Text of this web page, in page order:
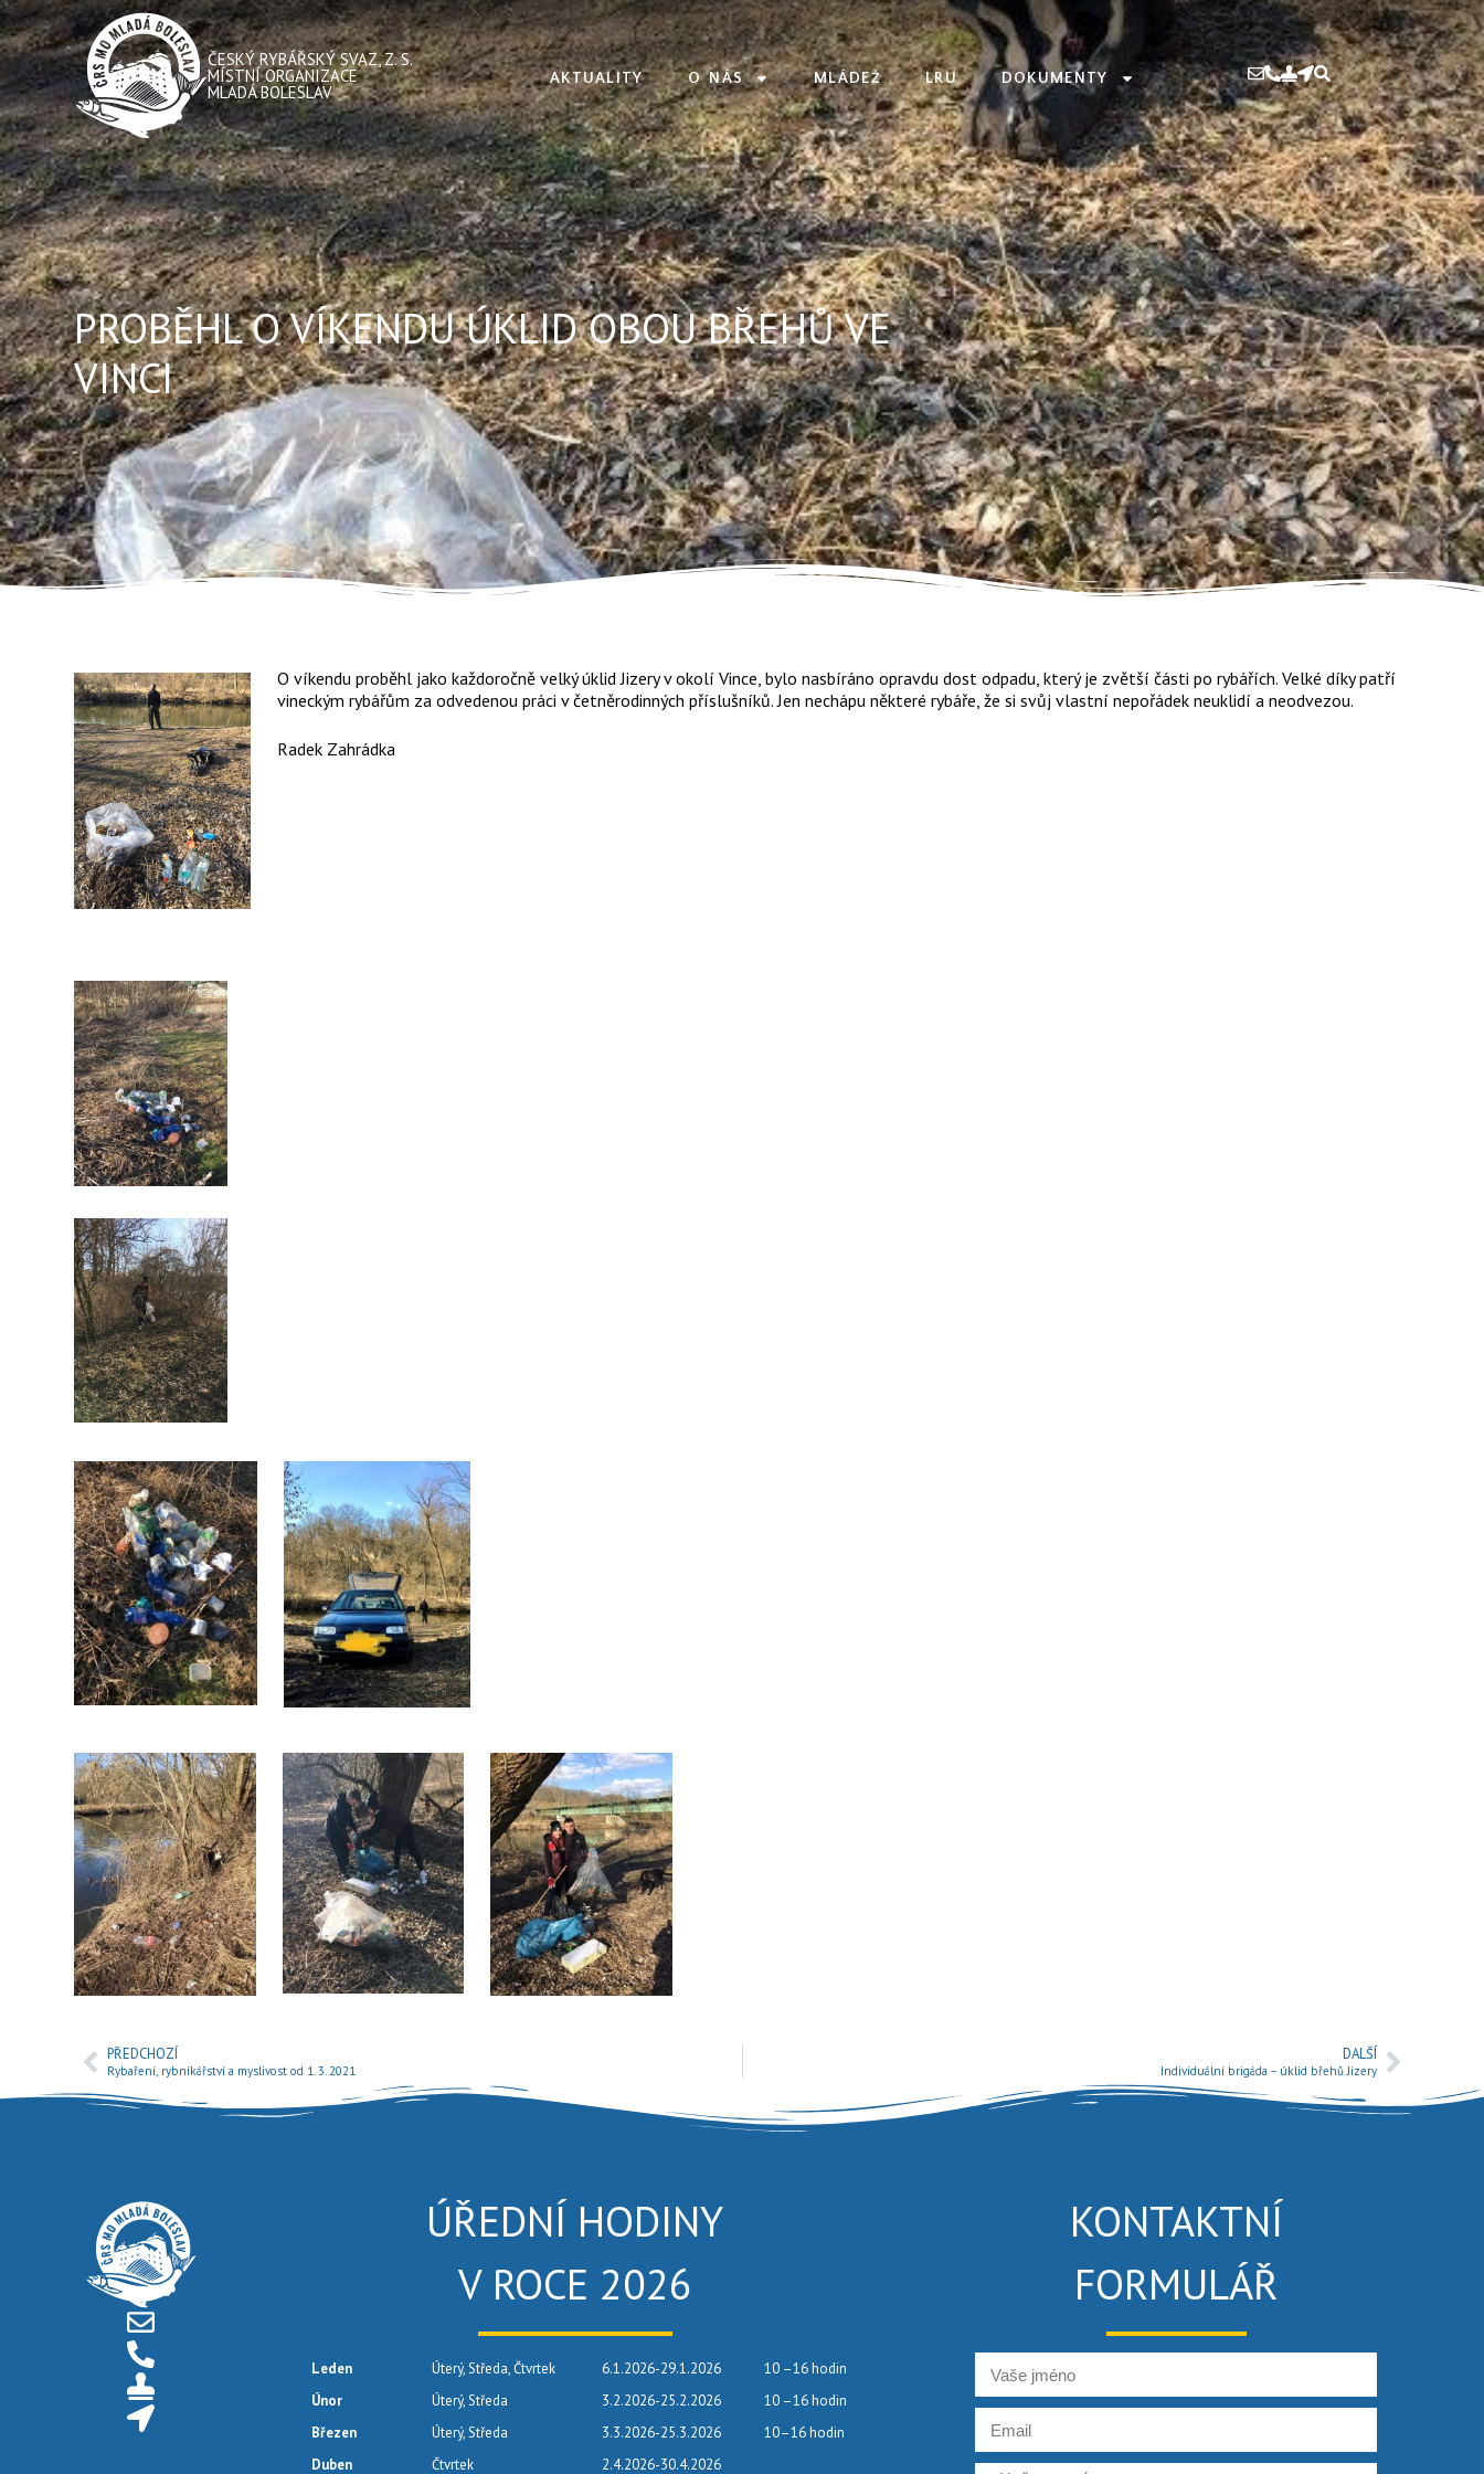
ČESKÝ RYBÁŘSKÝ SVAZ, Z. S.
MÍSTNÍ ORGANIZACE
MLADÁ BOLESLAV
AKTUALITY O NÁS MLÁDEŽ LRU DOKUMENTY
PROBĚHL O VÍKENDU ÚKLID OBOU BŘEHŮ VE
VINCI
O víkendu proběhl jako každoročně velký úklid Jizery v okolí Vince, bylo nasbíráno opravdu dost odpadu, který je zvětší části po rybářích. Velké díky patří
vineckým rybářům za odvedenou práci v četněrodinných příslušníků. Jen nechápu některé rybáře, že si svůj vlastní nepořádek neuklidí a neodvezou.
Radek Zahrádka
PŘEDCHOZÍ
Rybaření, rybníkářství a myslivost od 1. 3. 2021
DALŠÍ
Individuální brigáda – úklid břehů Jizery
ÚŘEDNÍ HODINY
V ROCE 2026
Leden Úterý, Středa, Čtvrtek 6.1.2026-29.1.2026
10 –16 hodin
Únor
Úterý, Středa 3.2.2026-25.2.2026
10 –16 hodin
Březen
Úterý, Středa 3.3.2026-25.3.2026
10–16 hodin
Duben
Čtvrtek 2.4.2026-30.4.2026
KONTAKTNÍ
FORMULÁŘ